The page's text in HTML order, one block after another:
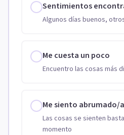
Sentimientos
Algunos días buenos,
Me cuesta un poco
Encuentro las cosas más
Me siento abrumado/a
Las cosas se sienten
momento